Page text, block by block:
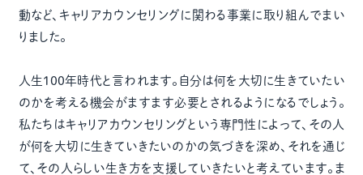
動など、キャリアカウンセリングに関わる事業に取り組んでまい
りました。
人生100年時代と言われます。自分は何を大切に生きていたい
のかを考える機会がますます必要とされるようになるでしょう。
私たちはキャリアカウンセリングという専門性によって、その人
が何を大切に生きていきたいのかの気づきを深め、それを通じ
て、その人らしい生き方を支援していきたいと考えています。ま